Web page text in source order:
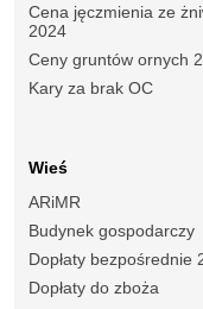
Cena jęczmienia ze
2024
Ceny gruntów ornych
Kary za brak OC
Wieś
ARiMR
Budynek gospodarczy
Dopłaty bezpośrednie
Dopłaty do zboża